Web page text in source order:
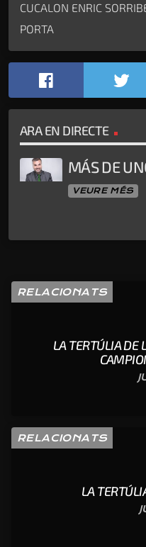
CUCALON ENRIC
PORTA
ARA EN DIRECTE
MÁS DE
VEURE MÉS
RELACIONATS
LA TERTÚLIA DE
RELACIONATS
LA